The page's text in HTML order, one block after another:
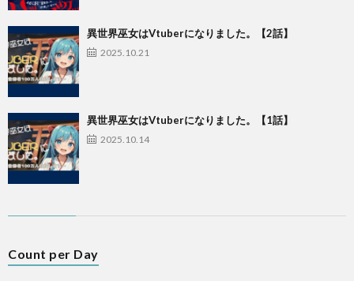
異世界巫女はVtuberになりました。【2話】
2025.10.21
異世界巫女はVtuberになりました。【1話】
2025.10.14
Count per Day